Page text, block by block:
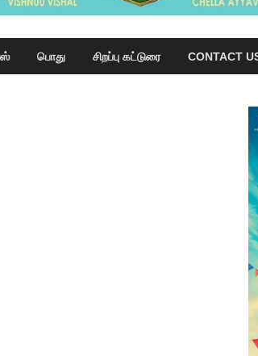
பொது சிறப்பு கட்டுரை CONTACT